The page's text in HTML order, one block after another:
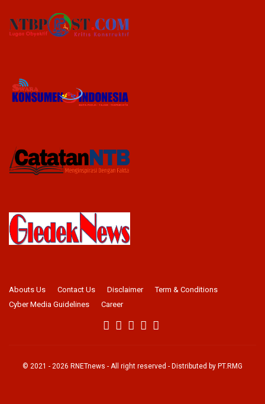
Abouts Us Contact Us Disclaimer
Term & Conditions
Cyber Media Guidelines
Career
© 2021 - 2026 RNETnews - All right reserved - Distributed by PT.RMG